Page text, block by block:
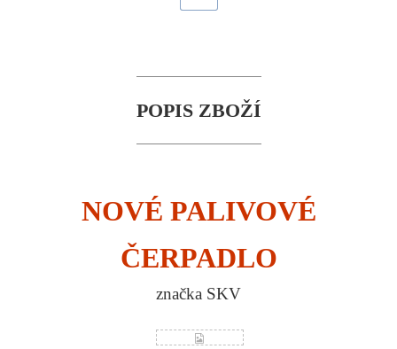
POPIS ZBOŽÍ
NOVÉ PALIVOVÉ
ČERPADLO
značka SKV